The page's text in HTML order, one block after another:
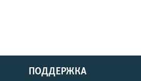
ПОДДЕРЖКА